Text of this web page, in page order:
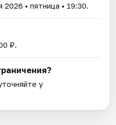
2026 • пятница • 19:30.
₽.
у